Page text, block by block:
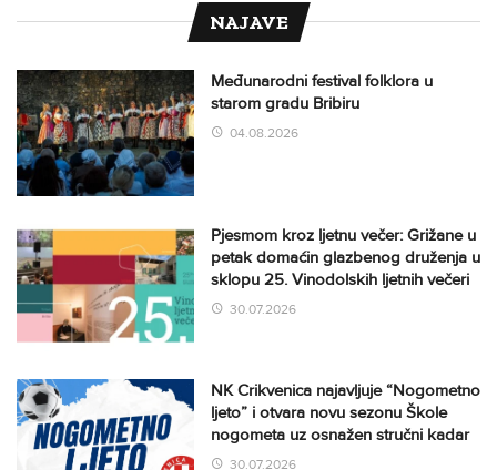
NAJAVE
Međunarodni festival folklora u
starom gradu Bribiru
04.08.2026
Pjesmom kroz ljetnu večer: Grižane u
petak domaćin glazbenog druženja u
sklopu 25. Vinodolskih ljetnih večeri
30.07.2026
NK Crikvenica najavljuje “Nogometno
ljeto” i otvara novu sezonu Škole
nogometa uz osnažen stručni kadar
30.07.2026